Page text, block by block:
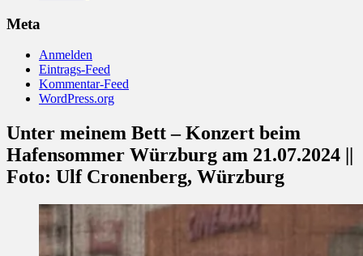
Meta
Anmelden
Eintrags-Feed
Kommentar-Feed
WordPress.org
Unter meinem Bett – Konzert beim
Hafensommer Würzburg am 21.07.2024 ||
Foto: Ulf Cronenberg, Würzburg